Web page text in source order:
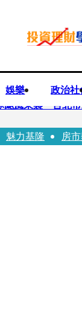
娛樂 政治社
颱風來襲 台北
台北唱到一半突
魅力基隆 房